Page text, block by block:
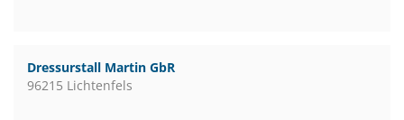
Dressurstall Martin GbR
96215 Lichtenfels